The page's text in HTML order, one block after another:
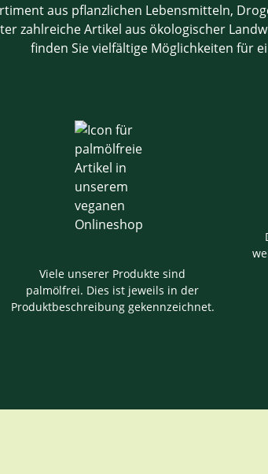
aus pflanzlichen Lebensmitteln,
zahlreiche Artikel aus ökologischer
finden Sie vielfältige Möglichkeiten für
Viele unserer Produkte sind
palmölfrei. Dies ist jeweils in der
Produktbeschreibung gekennzeichnet.